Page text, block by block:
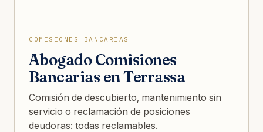
COMISIONES BANCARIAS
Abogado Comisiones
Bancarias en Terrassa
Comisión de descubierto, mantenimiento sin
servicio o reclamación de posiciones
deudoras: todas reclamables.